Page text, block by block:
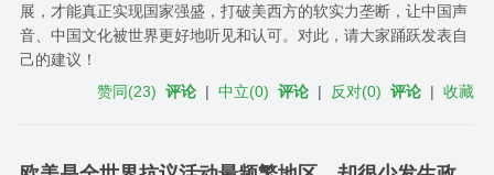
展，才能真正实现国家强盛，打破美西方的软实力垄断，让中国声
音、中国文化被世界更好地听见和认可。对此，请大家踊跃发表自
己的建议！
赞同(23) 评论 |中立(0) 评论 | 反对(0) 评论 |收藏